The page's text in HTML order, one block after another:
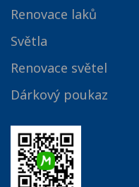
Renovace laků
Světla
Renovace světel
Dárkový poukaz